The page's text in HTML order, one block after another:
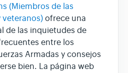
(Miembros de las
veteranos)ofrece una
de las inquietudes de
entre los
Armadas y consejos
bien. La página web